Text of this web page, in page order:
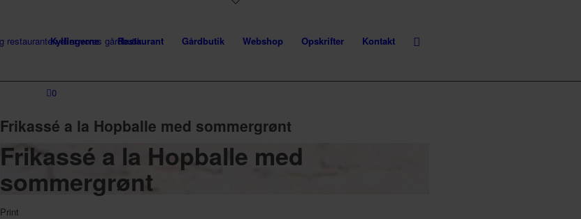
Kyllingerne Restaurant Gårdbutik Webshop Opskrifter Kontakt
0
Frikassé a la Hopballe med sommergrønt
Frikassé a la Hopballe med
sommergrønt
Print